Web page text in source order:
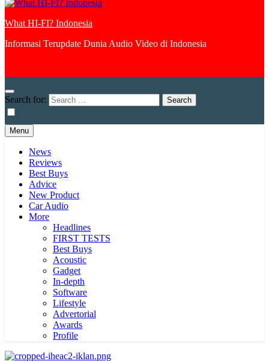
What HI-FI? Indonesia
Informasi Terupdate Dunia Audio Video di Indonesia
Search for:
Menu
News
Reviews
Best Buys
Advice
New Product
Car Audio
More
Headlines
FIRST TESTS
Best Buys
Acoustic
Gadget
In-depth
Software
Lifestyle
Advertorial
Awards
Profile